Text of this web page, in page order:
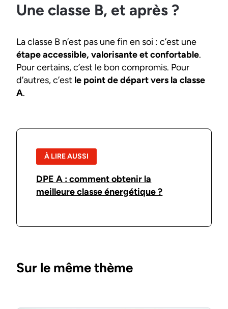
Une classe B, et après ?
La classe B n’est pas une fin en soi : c’est une
étape accessible, valorisante et confortable.
Pour certains, c’est le bon compromis. Pour
d’autres, c’est le point de départ vers la classe
A.
À LIRE AUSSI
DPE A : comment obtenir la
meilleure classe énergétique ?
Sur le même thème